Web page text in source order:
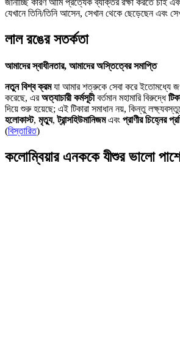
জানাচ্ছি কারণ আমি প্রত্যেক ব্যক্তির রক্ষা করতে চাই
যেখানে তিনি/তিনি আসেন, সেখান থেকে ছেড়েছেন এবং
লাল রঙের সতর্কতা
আমাদের স্বাধীনতার, আমাদের অস্তিত্বের সমাপ্তি
নতুন বিশ্ব ক্রমযা আমার শত্রুকে সেবা করে ইতোমধ্যে
করেছে, এরঅত্যাচারী কর্মসূচীবর্তমান মহামারি বিরুদ্ধে
দিয়ে শুরু হয়েছে; এই টিকারা সমাধান নয়, কিন্তু
হলোকাস্ট, মৃত্যু,ট্রান্সহিউমানিজমএবং প্রাণীর চিহ্নের
(বিস্তারিত)
কলোম্বিয়ার এনককে যীশুর ভালো